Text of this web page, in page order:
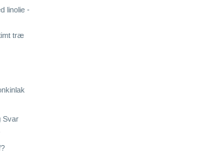
linolie -
træ
Svar